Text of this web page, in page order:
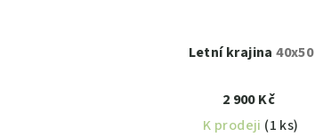
Letní krajina40x50
2 900 Kč
K prodeji (1 ks)